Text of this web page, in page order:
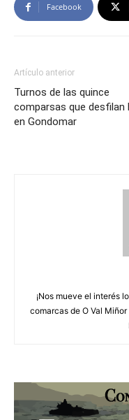
Facebook
Artículo anterior
Turnos de las quince
comparsas que desfilan
en Gondomar
¡Nos mueve el interés
comarcas de O Val